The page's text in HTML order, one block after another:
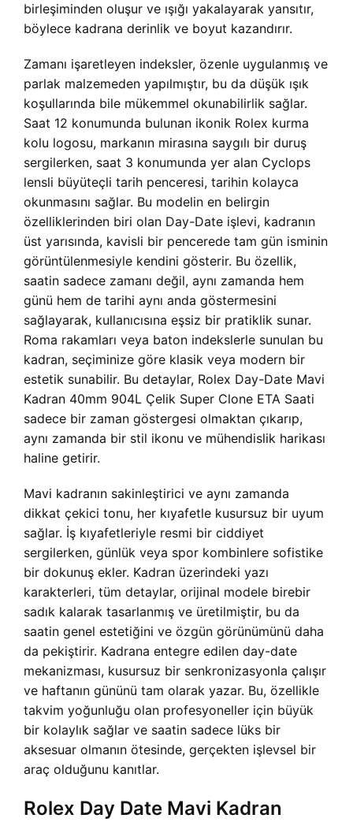
birleşiminden oluşur ve ışığı yakalayarak yansıtır,
böylece kadrana derinlik ve boyut kazandırır.
Zamanı işaretleyen indeksler, özenle uygulanmış ve
parlak malzemeden yapılmıştır, bu da düşük ışık
koşullarında bile mükemmel okunabilirlik sağlar.
Saat 12 konumunda bulunan ikonik Rolex kurma
kolu logosu, markanın mirasına saygılı bir duruş
sergilerken, saat 3 konumunda yer alan Cyclops
lensli büyüteçli tarih penceresi, tarihin kolayca
okunmasını sağlar. Bu modelin en belirgin
özelliklerinden biri olan Day-Date işlevi, kadranın
üst yarısında, kavisli bir pencerede tam gün isminin
görüntülenmesiyle kendini gösterir. Bu özellik,
saatin sadece zamanı değil, aynı zamanda hem
günü hem de tarihi aynı anda göstermesini
sağlayarak, kullanıcısına eşsiz bir pratiklik sunar.
Roma rakamları veya baton indekslerle sunulan bu
kadran, seçiminize göre klasik veya modern bir
estetik sunabilir. Bu detaylar, Rolex Day-Date Mavi
Kadran 40mm 904L Çelik Super Clone ETA Saati
sadece bir zaman göstergesi olmaktan çıkarıp,
aynı zamanda bir stil ikonu ve mühendislik harikası
haline getirir.
Mavi kadranın sakinleştirici ve aynı zamanda
dikkat çekici tonu, her kıyafetle kusursuz bir uyum
sağlar. İş kıyafetleriyle resmi bir ciddiyet
sergilerken, günlük veya spor kombinlere sofistike
bir dokunuş ekler. Kadran üzerindeki yazı
karakterleri, tüm detaylar, orijinal modele birebir
sadık kalarak tasarlanmış ve üretilmiştir, bu da
saatin genel estetiğini ve özgün görünümünü daha
da pekiştirir. Kadrana entegre edilen day-date
mekanizması, kusursuz bir senkronizasyonla çalışır
ve haftanın gününü tam olarak yazar. Bu, özellikle
takvim yoğunluğu olan profesyoneller için büyük
bir kolaylık sağlar ve saatin sadece lüks bir
aksesuar olmanın ötesinde, gerçekten işlevsel bir
araç olduğunu kanıtlar.
Rolex Day Date Mavi Kadran